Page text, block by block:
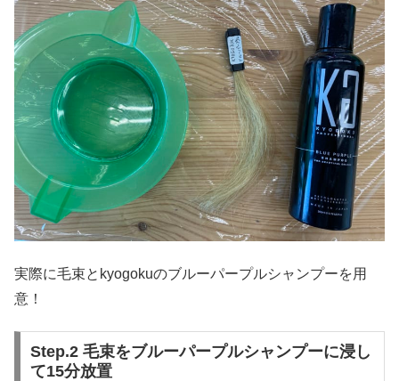
実際に毛束とkyogokuのブルーパープルシャンプーを用
意！
Step.2 毛束をブルーパープルシャンプーに浸し
て15分放置